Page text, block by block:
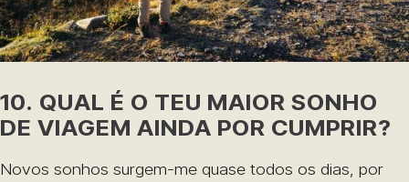
10. QUAL É O TEU MAIOR SONHO
DE VIAGEM AINDA POR CUMPRIR?
Novos sonhos surgem-me quase todos os dias, por